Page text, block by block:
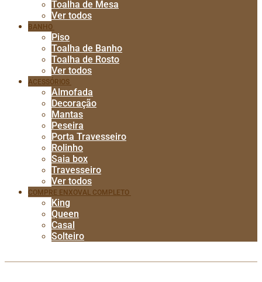
Toalha de Mesa
Ver todos
BANHO
Piso
Toalha de Banho
Toalha de Rosto
Ver todos
ACESSÓRIOS
Almofada
Decoração
Mantas
Peseira
Porta Travesseiro
Rolinho
Saia box
Travesseiro
Ver todos
COMPRE ENXOVAL COMPLETO
King
Queen
Casal
Solteiro